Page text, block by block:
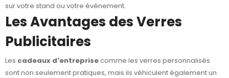
sur votre stand ou votre événement.
Les Avantages des Verres
Publicitaires
Les cadeaux d'entreprisecomme les verres personnalisés
sont non seulement pratiques, mais ils véhiculent également un